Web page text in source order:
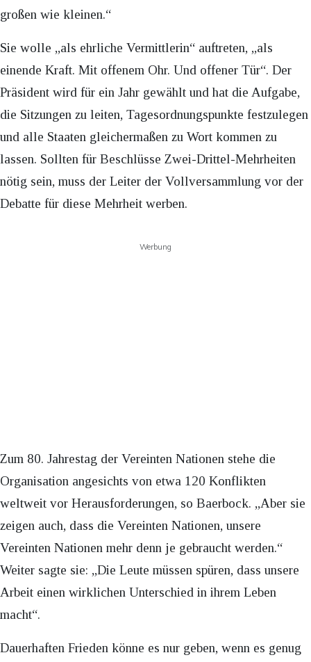
großen wie kleinen.“
Sie wolle „als ehrliche Vermittlerin“ auftreten, „als
einende Kraft. Mit offenem Ohr. Und offener Tür“. Der
Präsident wird für ein Jahr gewählt und hat die Aufgabe,
die Sitzungen zu leiten, Tagesordnungspunkte festzulegen
und alle Staaten gleichermaßen zu Wort kommen zu
lassen. Sollten für Beschlüsse Zwei-Drittel-Mehrheiten
nötig sein, muss der Leiter der Vollversammlung vor der
Debatte für diese Mehrheit werben.
Werbung
Zum 80. Jahrestag der Vereinten Nationen stehe die
Organisation angesichts von etwa 120 Konflikten
weltweit vor Herausforderungen, so Baerbock. „Aber sie
zeigen auch, dass die Vereinten Nationen, unsere
Vereinten Nationen mehr denn je gebraucht werden.“
Weiter sagte sie: „Die Leute müssen spüren, dass unsere
Arbeit einen wirklichen Unterschied in ihrem Leben
macht“.
Dauerhaften Frieden könne es nur geben, wenn es genug